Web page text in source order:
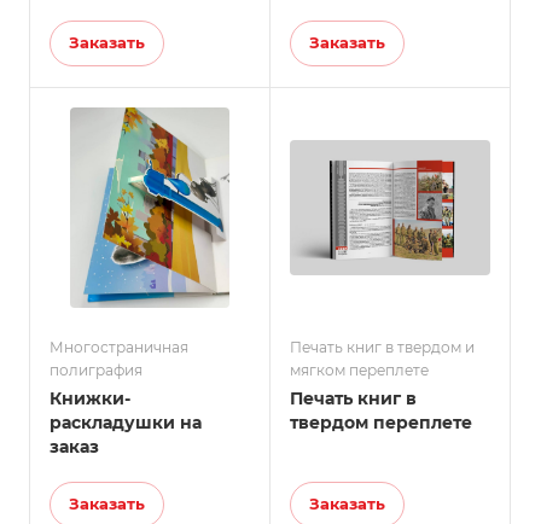
Заказать Заказать
Многостраничная
полиграфия
Книжки-
раскладушки на
заказ
Заказать
Печать книг в твердом и
мягком переплете
Печать книг в
твердом переплете
Заказать